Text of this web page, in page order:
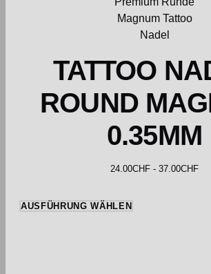
TATTOO
ROUND
0.35MM
24.00CHF - 37.00CHF
AUSFÜHRUNG WÄHLEN